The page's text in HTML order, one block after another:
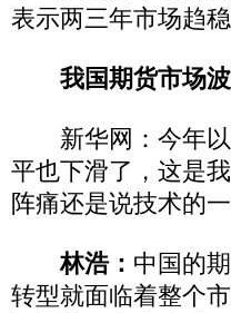
表示两三年市场趋
我国期货市场
新华网：今年以
平也下滑了，这是
阵痛还是说技术的
林浩： 中国的
转型就面临着整个